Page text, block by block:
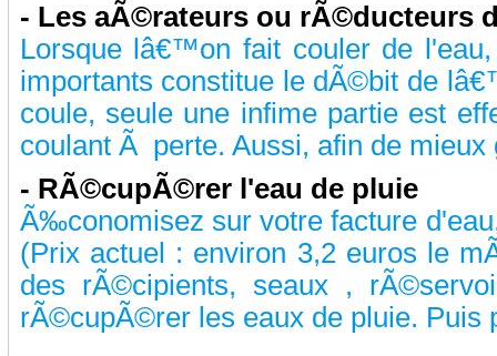
- Les aÃ©rateurs ou rÃ©ducteurs
Lorsque lâ€™on fait couler de
importants constitue le dÃ©bit de
coule, seule une infime partie est
coulant Ã perte. Aussi, afin de
- RÃ©cupÃ©rer l'eau de pluie
Ã‰conomisez sur votre facture
(Prix actuel : environ 3,2 euros le
des rÃ©cipients, seaux ,
rÃ©cupÃ©rer les eaux de pluie. Puis